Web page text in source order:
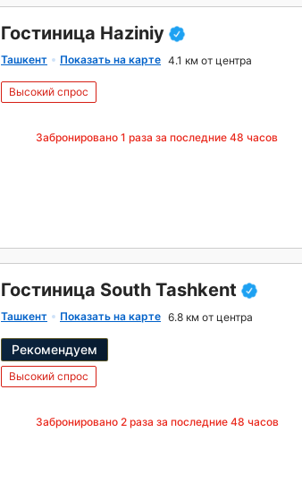
Гостиница Haziniy
Ташкент Показать на карте 4.1 км от центра
Высокий спрос
Забронировано 1 раза за последние 48 часов
Гостиница South Tashkent
Ташкент Показать на карте 6.8 км от центра
Рекомендуем
Высокий спрос
Забронировано 2 раза за последние 48 часов